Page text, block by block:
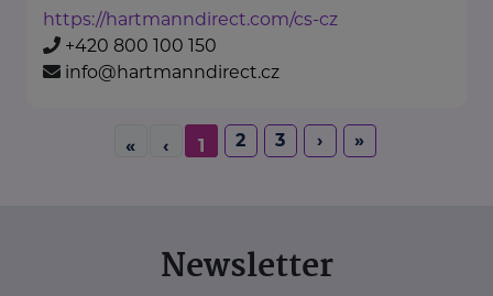
https://hartmanndirect.com/cs-cz
+420 800 100 150
info@hartmanndirect.cz
« ‹ 1 2 3 › »
Newsletter